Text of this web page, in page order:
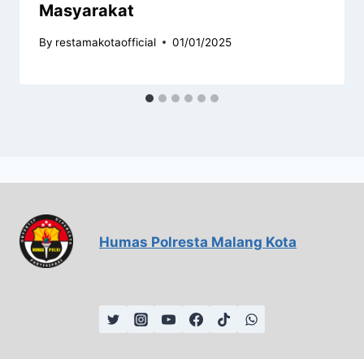
Masyarakat
By restamakotaofficial 01/01/2025
Humas Polresta Malang Kota